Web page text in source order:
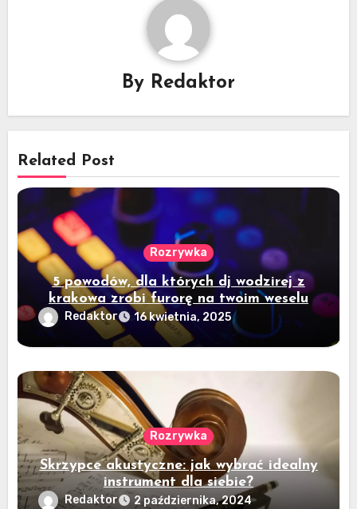
By Redaktor
Related Post
Rozrywka
5 powodów, dla których dj wodzirej z
krakowa zrobi furorę na twoim weselu
Redaktor 16 kwietnia, 2025
Rozrywka
Skrzypce akustyczne: jak wybrać idealny
instrument dla siebie?
Redaktor 2 października, 2024